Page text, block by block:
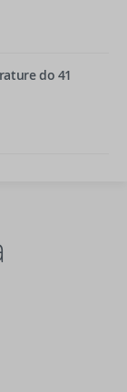
do 41